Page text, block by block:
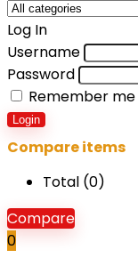
Log In
Username
Password
Remember me
Login
Compare items
Total (0)
Compare
0